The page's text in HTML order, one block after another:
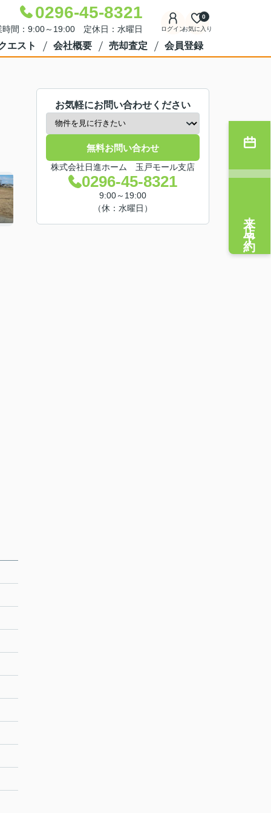
0296-45-8321
時間：9:00～19:00 定休日：水曜日 ログインお気に入り
0
エスト 会社概要 売却査定 会員登録
お気軽にお問い合わせください
無料お問い合わせ
株式会社日進ホーム 玉戸モール支店
0296-45-8321
9:00～19:00
（休：水曜日）
来店予約